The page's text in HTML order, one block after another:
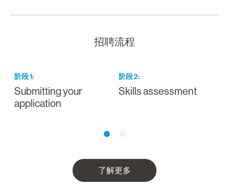
招聘流程
阶段1:
Submitting your
application
阶段2:
Skills assessment
了解更多